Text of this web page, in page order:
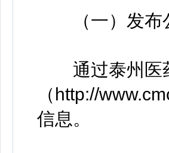
（一）发布
通过泰州医药
（http://
信息。